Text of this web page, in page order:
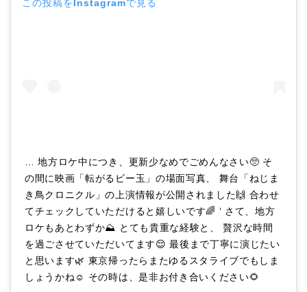
この投稿をInstagramで見る
… 地方ロケ中につき、更新少なめでごめんなさい🥺 そ
の間に映画「転がるビー玉」の場面写真、 舞台「ねじま
き鳥クロニクル」の上演情報が公開されました🙌 合わせ
てチェックしていただけると嬉しいです🌈 ‘ さて、地方
ロケもあとわずか⛰ とても貴重な経験と、 贅沢な時間
を過ごさせていただいてます😌 最後まで丁寧に演じたい
と思います🌿 東京帰ったらまたゆるスタライブでもしま
しょうかね☺️ その時は、是非お付き合いください🌻